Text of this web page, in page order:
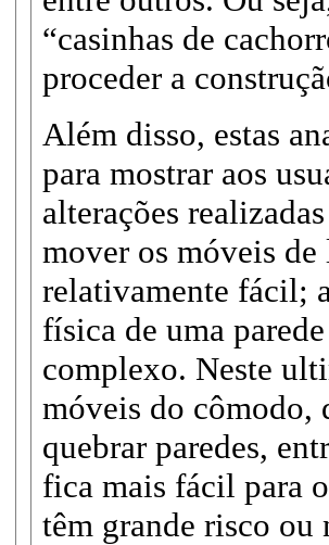
“casinhas de
proceder a
Além disso, estas
para mostrar aos
alterações
mover os móveis de
relativamente fácil;
física de uma
complexo. Neste
móveis do cômodo,
quebrar paredes,
fica mais fácil para
têm grande risco ou